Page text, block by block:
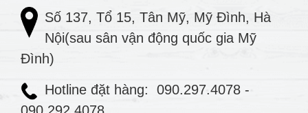
Số 137, Tổ 15, Tân Mỹ, Mỹ Đình, Hà
Nội(sau sân vận động quốc gia Mỹ
Đình)
Hotline đặt hàng: 090.297.4078 -